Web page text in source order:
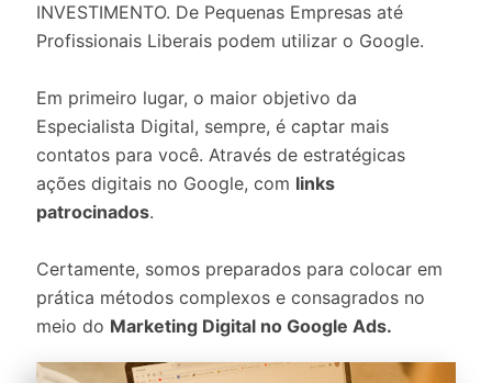
INVESTIMENTO. De Pequenas Empresas até
Profissionais Liberais podem utilizar o Google.
Em primeiro lugar, o maior objetivo da
Especialista Digital, sempre, é captar mais
contatos para você. Através de estratégicas
ações digitais no Google, com links
patrocinados.
Certamente, somos preparados para colocar em
prática métodos complexos e consagrados no
meio do Marketing Digital no Google Ads.